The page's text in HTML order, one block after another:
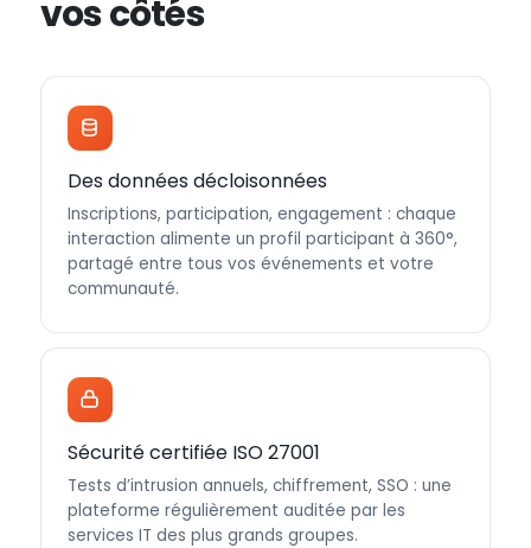
vos côtés
Des données décloisonnées
Inscriptions, participation, engagement : chaque
interaction alimente un profil participant à 360°,
partagé entre tous vos événements et votre
communauté.
Sécurité certifiée ISO 27001
Tests d’intrusion annuels, chiffrement, SSO : une
plateforme régulièrement auditée par les
services IT des plus grands groupes.